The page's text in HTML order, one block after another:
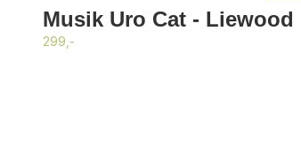
Musik Uro Cat - Liewood
299,-